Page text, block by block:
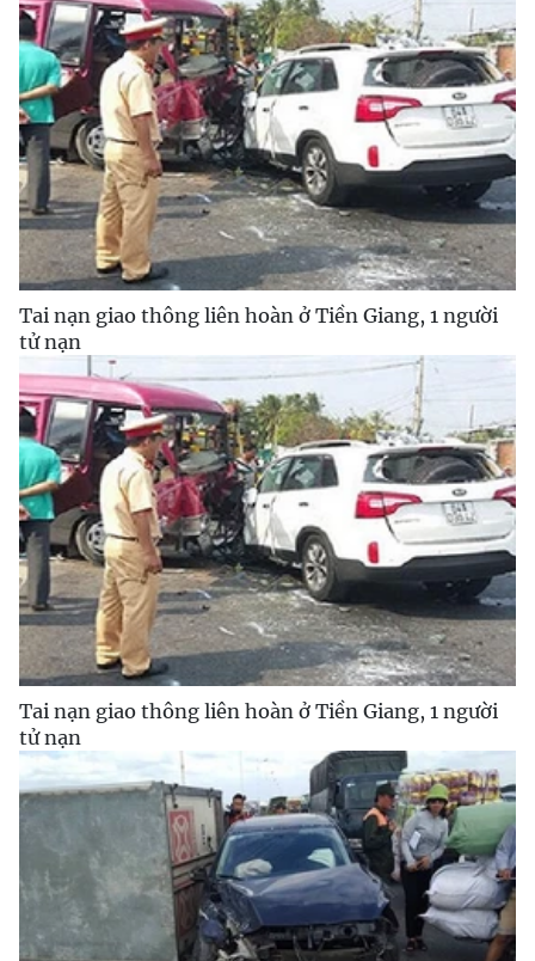
Tai nạn giao thông liên hoàn ở Tiền Giang, 1 người
tử nạn
Tai nạn giao thông liên hoàn ở Tiền Giang, 1 người
tử nạn